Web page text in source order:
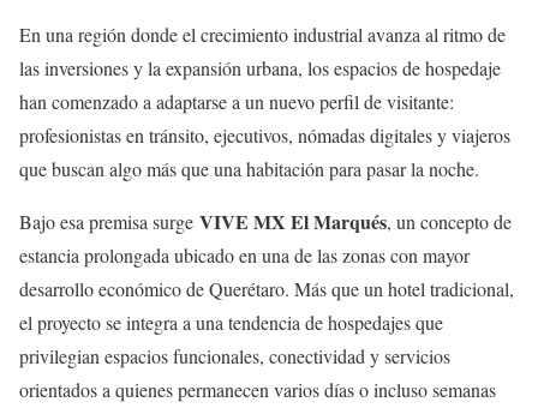
En una región donde el crecimiento industrial avanza al ritmo de
las inversiones y la expansión urbana, los espacios de hospedaje
han comenzado a adaptarse a un nuevo perfil de visitante:
profesionistas en tránsito, ejecutivos, nómadas digitales y viajeros
que buscan algo más que una habitación para pasar la noche.
Bajo esa premisa surge VIVE MX El Marqués, un concepto de
estancia prolongada ubicado en una de las zonas con mayor
desarrollo económico de Querétaro. Más que un hotel tradicional,
el proyecto se integra a una tendencia de hospedajes que
privilegian espacios funcionales, conectividad y servicios
orientados a quienes permanecen varios días o incluso semanas